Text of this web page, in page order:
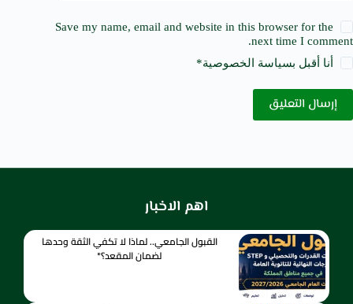
Save my name, email and website in this browser for the
next time I comment.
أنا أقبل بسياسة الخصوصية*
إرسال التعليق
اهم الاخبار
القبول الجامعي.. لماذا لا تكفي الثقة وحدها
لضمان المقعد؟*